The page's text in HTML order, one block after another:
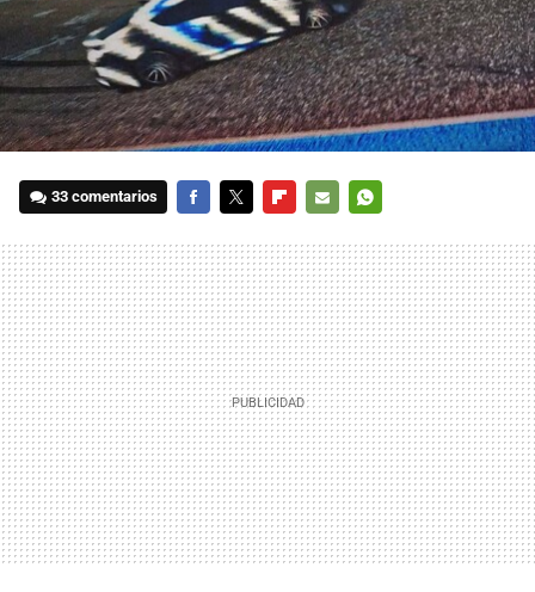
33 comentarios
MAIL